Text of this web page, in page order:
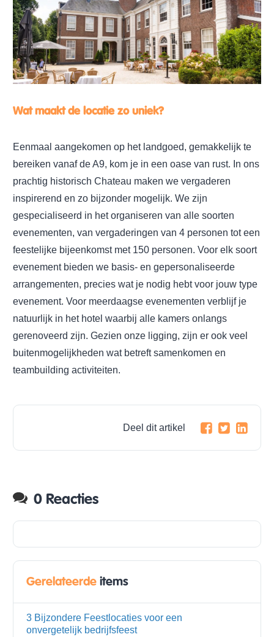
Wat maakt de locatie zo uniek?
Eenmaal aangekomen op het landgoed, gemakkelijk te
bereiken vanaf de A9, kom je in een oase van rust. In ons
prachtig historisch Chateau maken we vergaderen
inspirerend en zo bijzonder mogelijk. We zijn
gespecialiseerd in het organiseren van alle soorten
evenementen, van vergaderingen van 4 personen tot een
feestelijke bijeenkomst met 150 personen. Voor elk soort
evenement bieden we basis- en gepersonaliseerde
arrangementen, precies wat je nodig hebt voor jouw type
evenement. Voor meerdaagse evenementen verblijf je
natuurlijk in het hotel waarbij alle kamers onlangs
gerenoveerd zijn. Gezien onze ligging, zijn er ook veel
buitenmogelijkheden wat betreft samenkomen en
teambuilding activiteiten.
Deel dit artikel
0 Reacties
Gerelateerde items
3 Bijzondere Feestlocaties voor een
onvergetelijk bedrijfsfeest